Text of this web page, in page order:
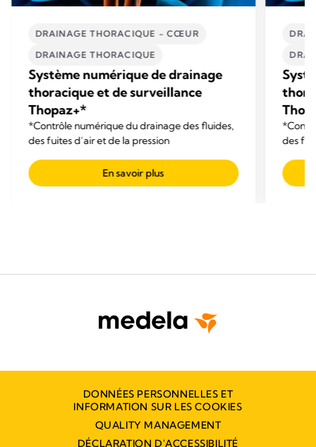
DRAINAGE THORACIQUE - CŒUR
DRAINAGE THORACIQUE
Système numérique de drainage
thoracique et de surveillance
Thopaz+*
*Contrôle numérique du drainage des fluides,
des fuites d’air et de la pression
En savoir plus
des
DONNÉES PERSONNELLES ET
INFORMATION SUR LES COOKIES
QUALITY MANAGEMENT
DÉCLARATION D'ACCESSIBILITÉ